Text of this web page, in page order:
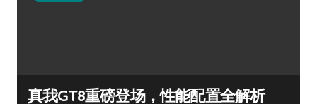
真我GT8重磅登场，性能配置全解析